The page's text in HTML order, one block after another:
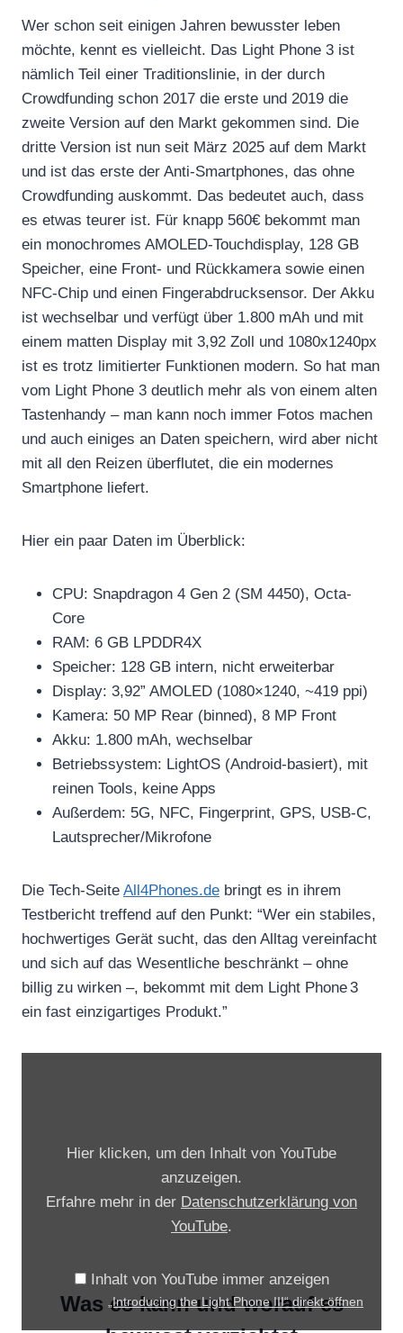
Wer schon seit einigen Jahren bewusster leben
möchte, kennt es vielleicht. Das Light Phone 3 ist
nämlich Teil einer Traditionslinie, in der durch
Crowdfunding schon 2017 die erste und 2019 die
zweite Version auf den Markt gekommen sind. Die
dritte Version ist nun seit März 2025 auf dem Markt
und ist das erste der Anti-Smartphones, das ohne
Crowdfunding auskommt. Das bedeutet auch, dass
es etwas teurer ist. Für knapp 560€ bekommt man
ein monochromes AMOLED-Touchdisplay, 128 GB
Speicher, eine Front- und Rückkamera sowie einen
NFC-Chip und einen Fingerabdrucksensor. Der Akku
ist wechselbar und verfügt über 1.800 mAh und mit
einem matten Display mit 3,92 Zoll und 1080x1240px
ist es trotz limitierter Funktionen modern. So hat man
vom Light Phone 3 deutlich mehr als von einem alten
Tastenhandy – man kann noch immer Fotos machen
und auch einiges an Daten speichern, wird aber nicht
mit all den Reizen überflutet, die ein modernes
Smartphone liefert.
Hier ein paar Daten im Überblick:
CPU: Snapdragon 4 Gen 2 (SM 4450), Octa-
Core
RAM: 6 GB LPDDR4X
Speicher: 128 GB intern, nicht erweiterbar
Display: 3,92” AMOLED (1080×1240, ~419 ppi)
Kamera: 50 MP Rear (binned), 8 MP Front
Akku: 1.800 mAh, wechselbar
Betriebssystem: LightOS (Android-basiert), mit
reinen Tools, keine Apps
Außerdem: 5G, NFC, Fingerprint, GPS, USB-C,
Lautsprecher/Mikrofone
Die Tech-Seite All4Phones.de bringt es in ihrem
Testbericht treffend auf den Punkt: “Wer ein stabiles,
hochwertiges Gerät sucht, das den Alltag vereinfacht
und sich auf das Wesentliche beschränkt – ohne
billig zu wirken –, bekommt mit dem Light Phone 3
ein fast einzigartiges Produkt.”
n
Hier klicken, um den Inhalt von YouTube
anzuzeigen.
Erfahre mehr in der Datenschutzerklärung von
YouTube.
Inhalt von YouTube immer anzeigen
„Introducing the Light Phone III“ direkt öffnen
Was es kann und worauf es